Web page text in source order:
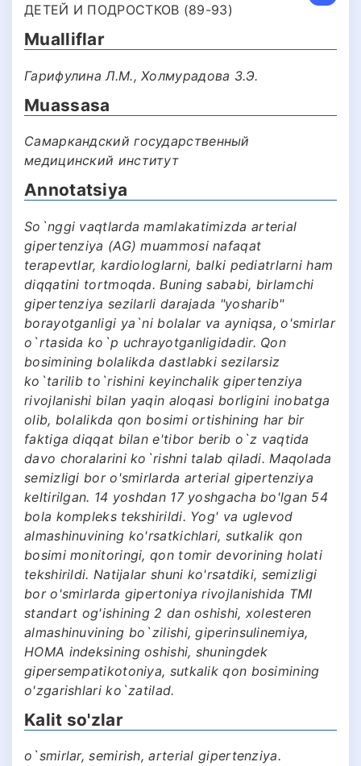
ДЕТЕЙ И ПОДРОСТКОВ (89-93)
Mualliflar
Гарифулина Л.М., Холмурадова З.Э.
Muassasa
Самаркандский государственный
медицинский институт
Annotatsiya
So`nggi vaqtlarda mamlakatimizda arterial
gipertenziya (AG) muammosi nafaqat
terapevtlar, kardiologlarni, balki pediatrlarni ham
diqqatini tortmoqda. Buning sababi, birlamchi
gipertenziya sezilarli darajada "yosharib"
borayotganligi ya`ni bolalar va ayniqsa, o'smirlar
o`rtasida ko`p uchrayotganligidadir. Qon
bosimining bolalikda dastlabki sezilarsiz
ko`tarilib to`rishini keyinchalik gipertenziya
rivojlanishi bilan yaqin aloqasi borligini inobatga
olib, bolalikda qon bosimi ortishining har bir
faktiga diqqat bilan e'tibor berib o`z vaqtida
davo choralarini ko`rishni talab qiladi. Maqolada
semizligi bor o'smirlarda arterial gipertenziya
keltirilgan. 14 yoshdan 17 yoshgacha bo'lgan 54
bola kompleks tekshirildi. Yog' va uglevod
almashinuvining ko'rsatkichlari, sutkalik qon
bosimi monitoringi, qon tomir devorining holati
tekshirildi. Natijalar shuni ko'rsatdiki, semizligi
bor o'smirlarda gipertoniya rivojlanishida TMI
standart og'ishining 2 dan oshishi, xolesteren
almashinuvining bo`zilishi, giperinsulinemiya,
HOMA indeksining oshishi, shuningdek
gipersempatikotoniya, sutkalik qon bosimining
o'zgarishlari ko`zatilad.
Kalit so'zlar
o`smirlar, semirish, arterial gipertenziya.